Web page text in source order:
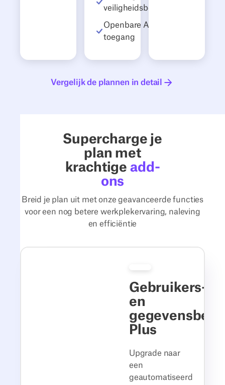
veiligheidsbeheer
Openbare API-
toegang
Vergelijk de plannen in detail
Vergelijk de plannen in detail
Supercharge je
plan met
krachtigeadd-
ons
Breid je plan uit met onze geavanceerde functies
voor een nog betere werkplekervaring, naleving
en efficiëntie
Gebruikers-
en
Plus
Upgrade naar
een
geautomatiseerd